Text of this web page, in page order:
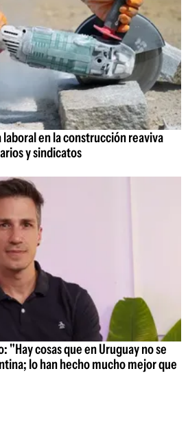
laboral en la construcción reaviva
y sindicatos
"Hay cosas que en Uruguay no se
lo han hecho mucho mejor que